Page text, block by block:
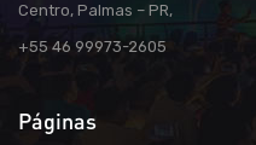
Centro, Palmas – PR,
+55 46 99973-2605
Páginas